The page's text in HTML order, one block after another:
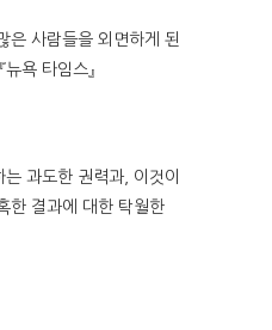
은 사람들을 외면하게 된
욕 타임스』
과도한 권력과, 이것이
한 결과에 대한 탁월한